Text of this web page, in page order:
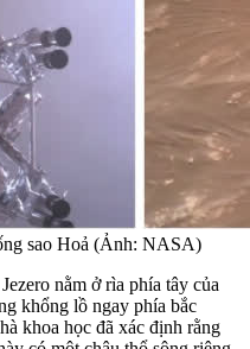
sao Hoả (Ảnh: NASA)
nằm ở rìa phía tây của
khổng lồ ngay phía bắc
khoa học đã xác định rằng